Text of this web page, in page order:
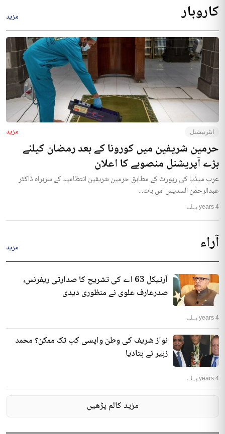
کاروبار مزید
انٹرنیشنل مزید
حرمین شریفین میں کورونا کے بعد رمضان کیلئے
بڑے آپریشنل منصوبے کا اعلان
عرب میڈیا کی رپورٹ کے مطابق حرمین شریفین انتظامیہ کے سربراہ ڈاکٹر
عبدالرحمٰن السدیس اس بات...
4 years پہلے
آراء مزید
آرٹیکل 63 اے کی تشریح کا صدارتی ریفرنس،
صدرعارف علوی نے منظوری دیدی
4 years پہلے
نواز شریف کی وطن واپسی کب تک ممکن؟ محمد
زبیر نے بتادیا
4 years پہلے
مزید کالم پڑھیں